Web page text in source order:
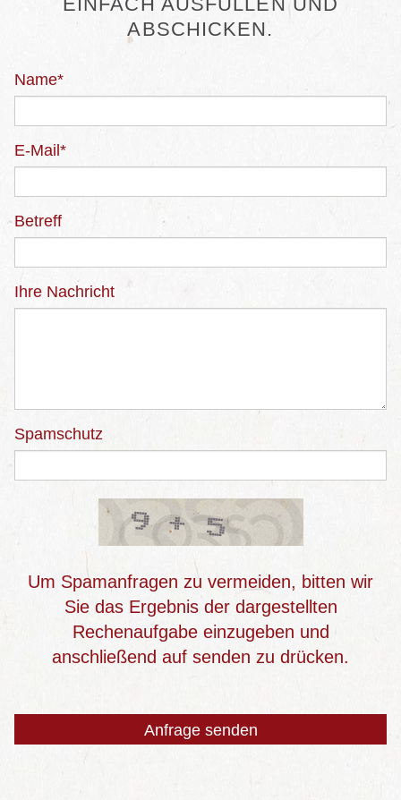
ABSCHICKEN.
Name*
E-Mail *
Betreff
Ihre Nachricht
Spamschutz
Um Spamanfragen zu vermeiden, bitten wir
Sie das Ergebnis der dargestellten
Rechenaufgabe einzugeben und
anschließend auf senden zu drücken.